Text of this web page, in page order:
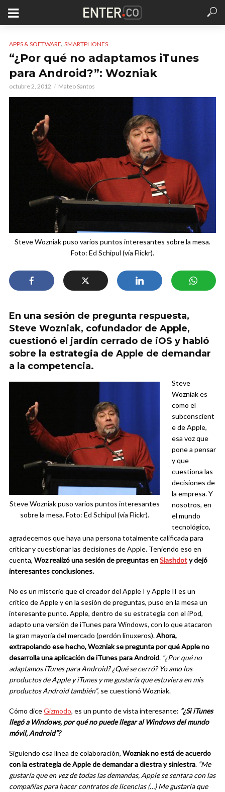
APPS & SOFTWARE, SMARTPHONES
“¿Por qué no adaptamos iTunes
para Android?”: Wozniak
octubre 2, 2012 Mateo Santos
Steve Wozniak puso varios puntos interesantes sobre la mesa.
Foto: Ed Schipul (vía Flickr).
En una sesión de pregunta respuesta,
Steve Wozniak, cofundador de Apple,
cuestionó el jardín cerrado de iOS y habló
sobre la estrategia de Apple de demandar
a la competencia.
Steve Wozniak puso varios puntos interesantes
sobre la mesa. Foto: Ed Schipul (vía Flickr).
Steve
Wozniak es
como el
subconscient
e de Apple,
esa voz que
pone a pensar
y que
cuestiona las
decisiones de
la empresa. Y
nosotros, en
el mundo
tecnológico,
agradecemos que haya una persona totalmente calificada para
criticar y cuestionar las decisiones de Apple. Teniendo eso en
cuenta, Woz realizó una sesión de preguntas enSlashdoty dejó
interesantes conclusiones.
No es un misterio que el creador del Apple I y Apple II es un
crítico de Apple y en la sesión de preguntas, puso en la mesa un
interesante punto. Apple, dentro de su estrategia con el iPod,
adapto una versión de iTunes para Windows, con lo que atacaron
la gran mayoría del mercado (perdón linuxeros).Ahora,
extrapolando ese hecho, Wozniak se pregunta por qué Apple no
desarrolla una aplicación de iTunes para Android. “¿Por qué no
adaptamos iTunes para Android? ¿Qué se cerró? Yo amo los
productos de Apple y iTunes y me gustaría que estuviera en mis
productos Android también”, se cuestionó Wozniak.
Cómo diceGizmodo, es un punto de vista interesante: “¿Si iTunes
llegó a Windows, por qué no puede llegar al Windows del mundo
móvil, Android”?
Siguiendo esa línea de colaboración, Wozniak no está de acuerdo
con la estrategia de Apple de demandar a diestra y siniestra. “Me
gustaría que en vez de todas las demandas, Apple se sentara con las
compañías para hacer contratos de licencias (…) Me gustaría que